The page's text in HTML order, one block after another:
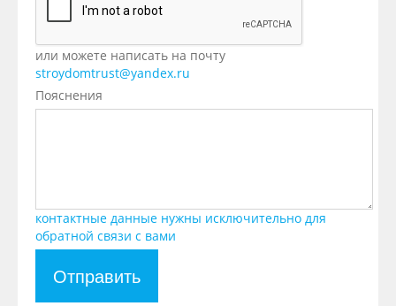
или можете написать на почту
stroydomtrust@yandex.ru
Пояснения
контактные данные нужны исключительно для
обратной связи с вами
Отправить